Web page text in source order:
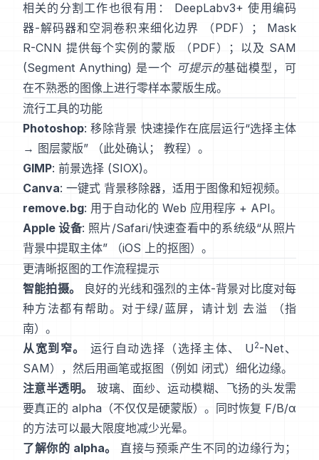
相关的分割工作也很有用：
DeepLabv3+ 使用编码
器-解码器和空洞卷积来细化边界
（PDF）；
Mask
R-CNN 提供每个实例的蒙版 （PDF）；以及 SAM
(Segment Anything) 是一个 可提示的基础模型，可
在不熟悉的图像上进行零样本蒙版生成。
流行工具的功能
Photoshop:移除背景 快速操作在底层运行“选择主体
→ 图层蒙版”
（此处确认 ； 教程）。
GIMP: 前景选择 (SIOX)。
Canva: 一键式 背景移除器，适用于图像和短视频。
remove.bg: 用于自动化的 Web 应用程序 + API。
Apple 设备: 照片/Safari/快速查看中的系统级“从照片
背景中提取主体” （iOS 上的抠图）。
更清晰抠图的工作流程提示
智能拍摄。
良好的光线和强烈的主体-背景对比度对每
种方法都有帮助。对于绿/蓝屏，请计划 去溢 （指
南）。
从宽到窄。
运行自动选择（选择主体、 U 2-Net、
SAM），然后用画笔或抠图（例如 闭式）细化边缘。
注意半透明。
玻璃、面纱、运动模糊、飞扬的头发需
要真正的 alpha（不仅仅是硬蒙版）。同时恢复 F/B/α
的方法可以最大限度地减少光晕。
了解你的 alpha。
直接与预乘产生不同的边缘行为；